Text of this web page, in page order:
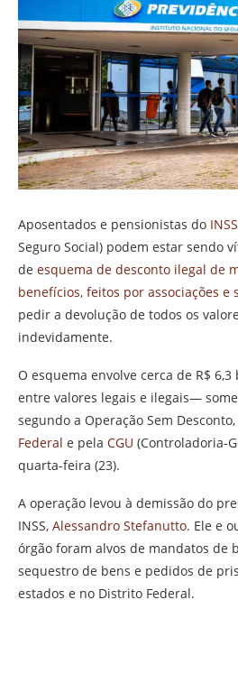
Aposentados e pensionistas do INSS
Seguro Social) podem estar sendo
de esquema de desconto ilegal de
benefícios, feitos por associações e
pedir a devolução de todos os
indevidamente.
O esquema envolve cerca de R$
entre valores legais e ilegais—
segundo a Operação Sem
Federal e pela CGU (Controladoria-
quarta-feira (23).
A operação levou à demissão do
INSS, Alessandro Stefanutto. Ele e
órgão foram alvos de mandatos de
sequestro de bens e pedidos de
estados e no Distrito Federal.